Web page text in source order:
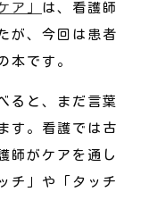
ア」 は、看護師
が、今回は患者
本です。
ると、まだ言葉
す。看護では古
師がケアを通し
チ」や「タッチ